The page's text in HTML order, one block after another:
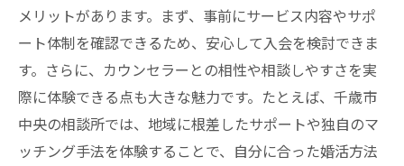
メリットがあります。まず、事前にサービス内容やサポ
ート体制を確認できるため、安心して入会を検討できま
す。さらに、カウンセラーとの相性や相談しやすさを実
際に体験できる点も大きな魅力です。たとえば、千歳市
中央の相談所では、地域に根差したサポートや独自のマ
ッチング手法を体験することで、自分に合った婚活方法